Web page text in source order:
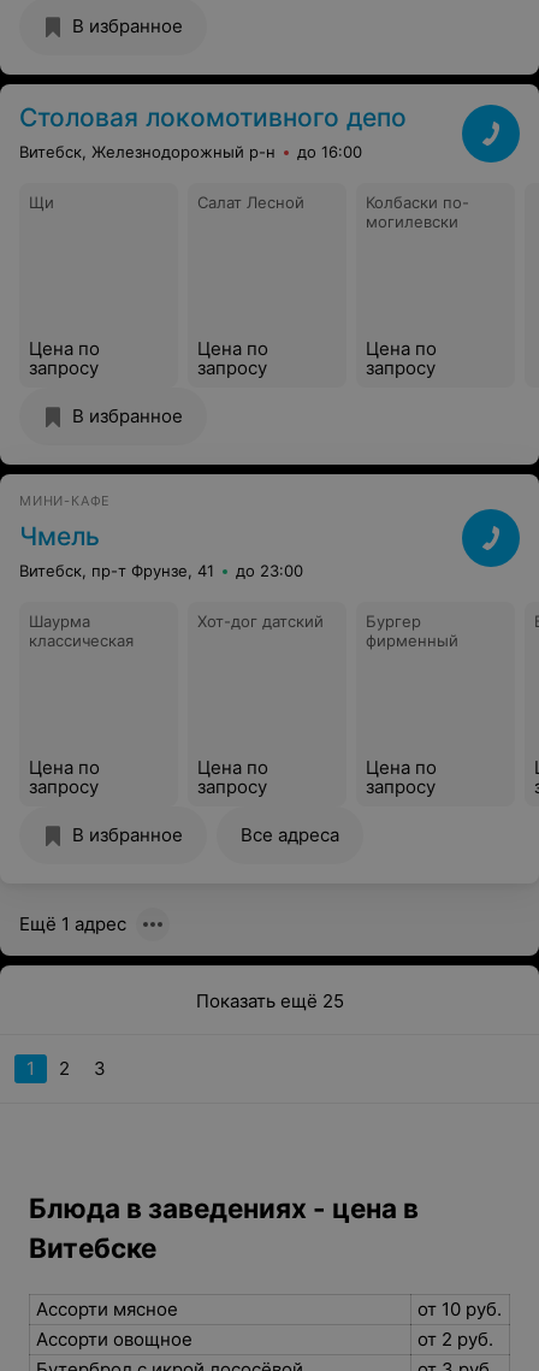
В избранное
Столовая локомотивного депо
Витебск, Железнодорожный р-н до 16:00
Щи
Цена по
запросу
Салат Лесной
Цена по
запросу
Колбаски по-
могилевски
Цена по
запросу
В избранное
МИНИ-КАФЕ
Чмель
Витебск, пр-т Фрунзе, 41 до 23:00
Шаурма
классическая
Цена по
запросу
Хот-дог датский
Цена по
запросу
Бургер
фирменный
Цена по
запросу
В избранное Все адреса
Ещё 1 адрес
Показать ещё 25
1 2 3
Блюда в заведениях - цена в
Витебске
Ассорти мясное
от 10 руб.
Ассорти овощное
от 2 руб.